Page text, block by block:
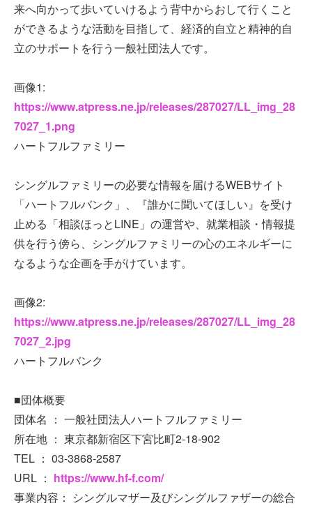
来へ向かって歩いていけるよう背中からおして行くこと
ができるような活動を目指して、経済的自立と精神的自
立のサポートを行う一般社団法人です。
画像1:
https://www.atpress.ne.jp/releases/287027/LL_img_28
7027_1.png
ハートフルファミリー
シングルファミリーの必要な情報を届けるWEBサイト
「ハートフルバンク」、『誰かに聞いてほしい』を受け
止める「相談ほっとLINE」の運営や、就業相談・情報提
供を行う傍ら、シングルファミリーの心のエネルギーに
なるような企画を手がけています。
画像2:
https://www.atpress.ne.jp/releases/287027/LL_img_28
7027_2.jpg
ハートフルバンク
■団体概要
団体名 ： 一般社団法人ハートフルファミリー
所在地 ： 東京都新宿区下宮比町2-18-902
TEL ： 03-3868-2587
URL ： https://www.hf-f.com/
事業内容： シングルマザー及びシングルファザーの総合